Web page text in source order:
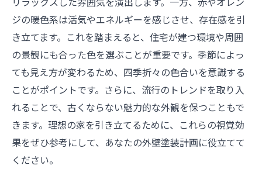
ジの暖色系は活気やエネルギーを感じさせ、存在感を引
き立てます。これを踏まえると、住宅が建つ環境や周囲
の景観にも合った色を選ぶことが重要です。季節によっ
ても見え方が変わるため、四季折々の色合いを意識する
ことがポイントです。さらに、流行のトレンドを取り入
れることで、古くならない魅力的な外観を保つこともで
きます。理想の家を引き立てるために、これらの視覚効
果をぜひ参考にして、あなたの外壁塗装計画に役立てて
ください。